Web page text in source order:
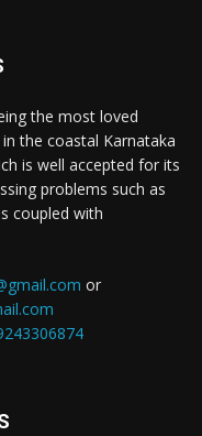
the most loved
the coastal Karnataka
is well accepted for its
problems such as
coupled with
or